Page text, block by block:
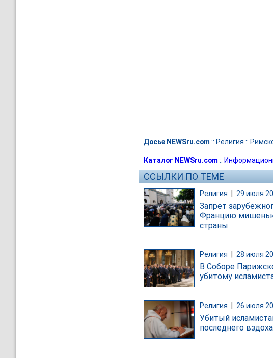
Досье NEWSru.com :: Религия ::
Каталог NEWSru.com ::
ССЫЛКИ ПО ТЕМЕ
Религия 29 июля
Запрет
Францию мишенью
страны
Религия 28 июля
В Соборе
убитому
Религия | 26 июля
Убитый
последнего вздоха